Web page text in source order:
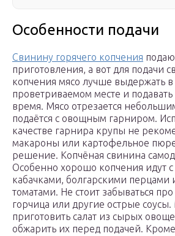
Особенности подачи
Свинину горячего копчения
приготовления, а вот для подачи
копчения мясо лучше выдержать
проветриваемом месте и подавать
время. Мясо отрезается
подаётся с овощным гарниром.
качестве гарнира крупы не
макароны или картофельное
решение. Копчёная свинина
Особенно хорошо копчения идут
кабачками, болгарскими
томатами. Не стоит забываться
горчица или другие острые
приготовить салат из сырых
обжарить их перед подачей.